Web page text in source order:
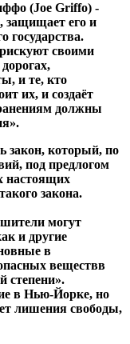
(Joe Griffo) -
защищает его и
государства.
своими
и те, кто
их, и создаёт
должны
».
закон, который, по
под предлогом
настоящих
закона.
могут
и другие
в
веществв
степени».
в Нью-Йорке, но
лишения свободы,